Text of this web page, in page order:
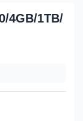
4GB/1TB/